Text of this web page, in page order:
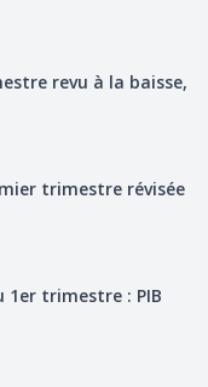
revu à la baisse,
trimestre révisée
1er trimestre : PIB